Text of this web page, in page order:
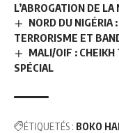
L’ABROGATION DE
NORD DU NIGÉRIA
TERRORISME ET
MALI/OIF : CHEIKH
SPÉCIAL
ÉTIQUETÉS : BOKO